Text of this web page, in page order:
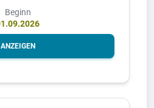
Beginn
ANZEIGEN